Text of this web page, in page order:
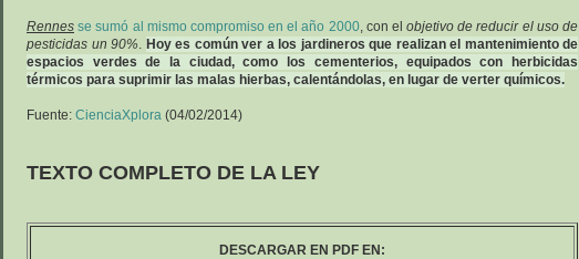
Rennes se sumó al mismo compromiso en el año 2000, con elobjetivo de reducir el uso de
pesticidas un 90%. Hoy es común ver a los jardineros que realizan el mantenimiento de
espacios verdes de la ciudad, como los cementerios, equipados con herbicidas
térmicos para suprimir las malas hierbas, calentándolas, en lugar de verter químicos.
Fuente: CienciaXplora (04/02/2014)
TEXTO COMPLETO DE LA LEY
DESCARGAR EN PDF EN: